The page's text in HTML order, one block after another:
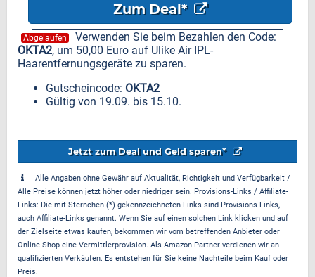
Zum Deal*
Abgelaufen
Verwenden Sie beim Bezahlen den Code:
OKTA2, um 50,00 Euro auf Ulike Air IPL-
Haarentfernungsgeräte zu sparen.
Gutscheincode: OKTA2
Gültig von 19.09. bis 15.10.
Jetzt zum Deal und Geld sparen*
Alle Angaben ohne Gewähr auf Aktualität, Richtigkeit und Verfügbarkeit /
Alle Preise können jetzt höher oder niedriger sein. Provisions-Links / Affiliate-
Links: Die mit Sternchen (*) gekennzeichneten Links sind Provisions-Links,
auch Affiliate-Links genannt. Wenn Sie auf einen solchen Link klicken und auf
der Zielseite etwas kaufen, bekommen wir vom betreffenden Anbieter oder
Online-Shop eine Vermittlerprovision. Als Amazon-Partner verdienen wir an
qualifizierten Verkäufen. Es entstehen für Sie keine Nachteile beim Kauf oder
Preis.